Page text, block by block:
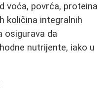
voća, povrća, proteina
količina integralnih
osigurava da
nutrijente, iako u